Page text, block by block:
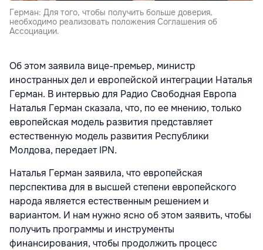
Герман: Для того, чтобы получить больше доверия,
необходимо реализовать положения Соглашения об
Ассоциации.
Об этом заявила вице-премьер, министр
иностранных дел и европейской интеграции Наталья
Герман. В интервью для Радио Свободная Европа
Наталья Герман сказала, что, по ее мнению, только
европейская модель развития представляет
естественную модель развития Республики
Молдова, передает IPN.
Наталья Герман заявила, что европейская
перспектива для в высшей степени европейского
народа является естественным решением и
вариантом. И нам нужно ясно об этом заявить, чтобы
получить программы и инструменты
финансирования, чтобы продолжить процесс